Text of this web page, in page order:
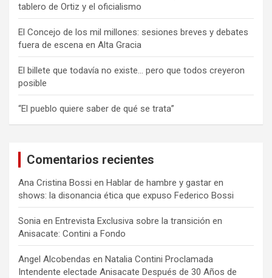
tablero de Ortiz y el oficialismo
El Concejo de los mil millones: sesiones breves y debates
fuera de escena en Alta Gracia
El billete que todavía no existe… pero que todos creyeron
posible
“El pueblo quiere saber de qué se trata”
Comentarios recientes
Ana Cristina Bossi en Hablar de hambre y gastar en
shows: la disonancia ética que expuso Federico Bossi
Sonia en Entrevista Exclusiva sobre la transición en
Anisacate: Contini a Fondo
Angel Alcobendas en Natalia Contini Proclamada
Intendente electade Anisacate Después de 30 Años de